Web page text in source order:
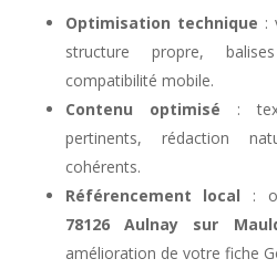
Optimisation technique :
structure propre,
compatibilité mobile.
Contenu optimisé :
pertinents, rédaction
cohérents.
Référencement local :
78126 Aulnay sur
amélioration de votre fiche